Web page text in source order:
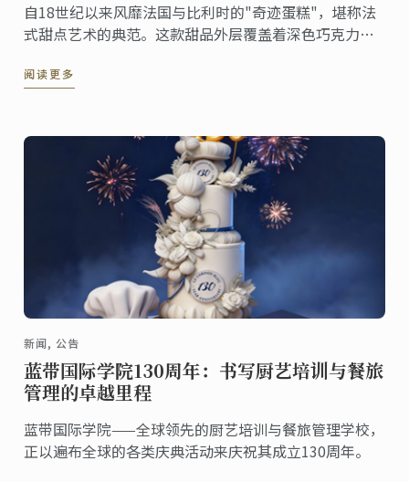
自18世纪以来风靡法国与比利时的"奇迹蛋糕"，堪称法
式甜点艺术的典范。这款甜品外层覆盖着深色巧克力刨
力慕斯的精妙结合。
阅读更多
新闻, 公告
蓝带国际学院130周年：书写厨艺培训与餐旅
管理的卓越里程
蓝带国际学院——全球领先的厨艺培训与餐旅管理学校，
正以遍布全球的各类庆典活动来庆祝其成立130周年。